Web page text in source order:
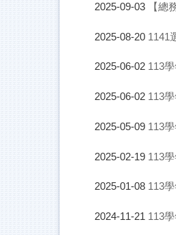
2025-09-03 【總
2025-08-20 1141
2025-06-02 113
2025-06-02 113
2025-05-09 113
2025-02-19 113
2025-01-08 113
2024-11-21 113